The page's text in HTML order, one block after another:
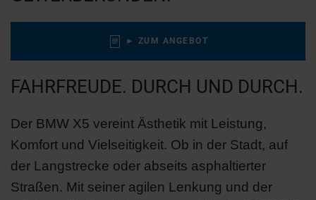
► ZUM ANGEBOT
FAHRFREUDE. DURCH UND DURCH.
Der BMW X5 vereint Ästhetik mit Leistung,
Komfort und Vielseitigkeit. Ob in der Stadt, auf
der Langstrecke oder abseits asphaltierter
Straßen. Mit seiner agilen Lenkung und der